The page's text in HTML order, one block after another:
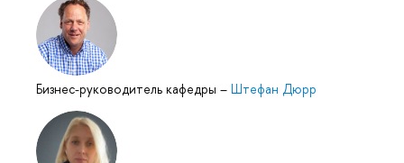
Бизнес-руководитель кафедры – Штефан Дюрр